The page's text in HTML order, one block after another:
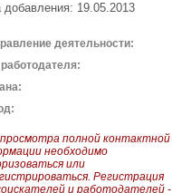
добавления: 19.05.2013
деятельности:
полной контактной
необходимо
или
Регистрация
и работодателей -